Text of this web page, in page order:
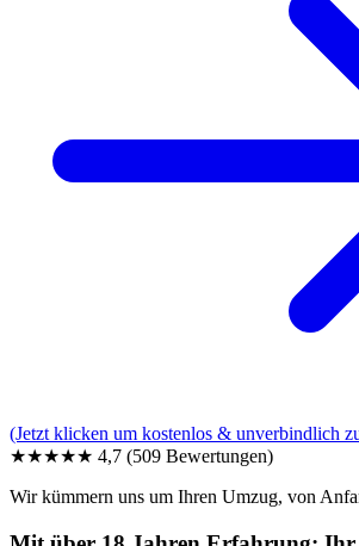
(Jetzt klicken um kostenlos & unverbindlich
★★★★★ 4,7 (509 Bewertungen)
Wir kümmern uns um Ihren Umzug, von